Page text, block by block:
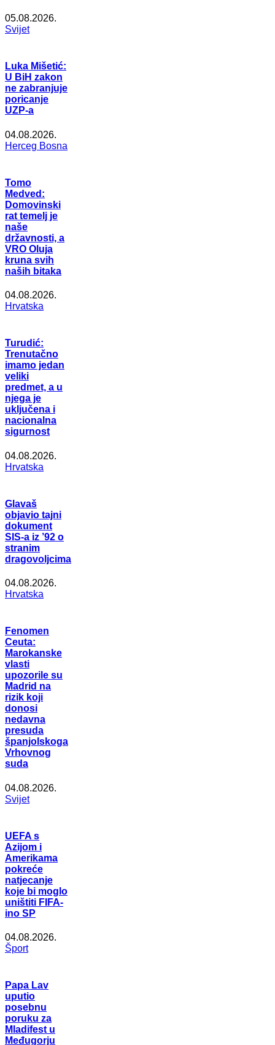
05.08.2026.
Svijet
Luka Mišetić:
U BiH zakon
ne zabranjuje
poricanje
UZP-a
04.08.2026.
Herceg Bosna
Tomo
Medved:
Domovinski
rat temelj je
naše
državnosti, a
VRO Oluja
kruna svih
naših bitaka
04.08.2026.
Hrvatska
Turudić:
Trenutačno
imamo jedan
veliki
predmet, a u
njega je
uključena i
nacionalna
sigurnost
04.08.2026.
Hrvatska
Glavaš
objavio tajni
dokument
SIS-a iz ’92 o
stranim
dragovoljcima
04.08.2026.
Hrvatska
Fenomen
Ceuta:
Marokanske
vlasti
upozorile su
Madrid na
rizik koji
donosi
nedavna
presuda
španjolskoga
Vrhovnog
suda
04.08.2026.
Svijet
UEFA s
Azijom i
Amerikama
pokreće
natjecanje
koje bi moglo
uništiti FIFA-
ino SP
04.08.2026.
Šport
Papa Lav
uputio
posebnu
poruku za
Mladifest u
Međugorju